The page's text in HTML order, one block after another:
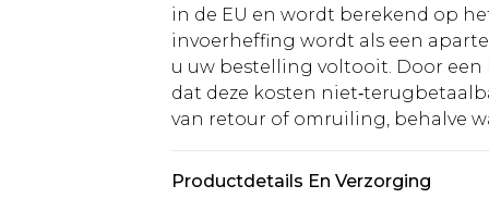
in de EU en wordt berekend op
invoerheffing wordt als een
u uw bestelling voltooit. Door
dat deze kosten
van retour of omruiling, behalve
Productdetails En Verzorging